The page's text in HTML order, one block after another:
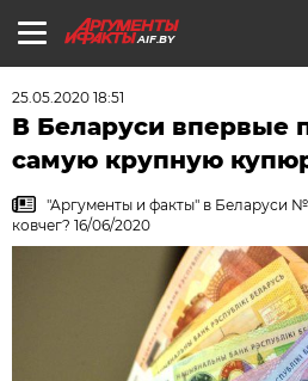
AIF.BY
25.05.2020 18:51
В Беларуси впервые
самую крупную
"Аргументы и факты" в Беларуси
ковчег? 16/06/2020